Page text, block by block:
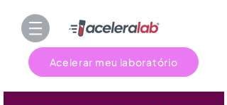
Acelerar meu laboratório